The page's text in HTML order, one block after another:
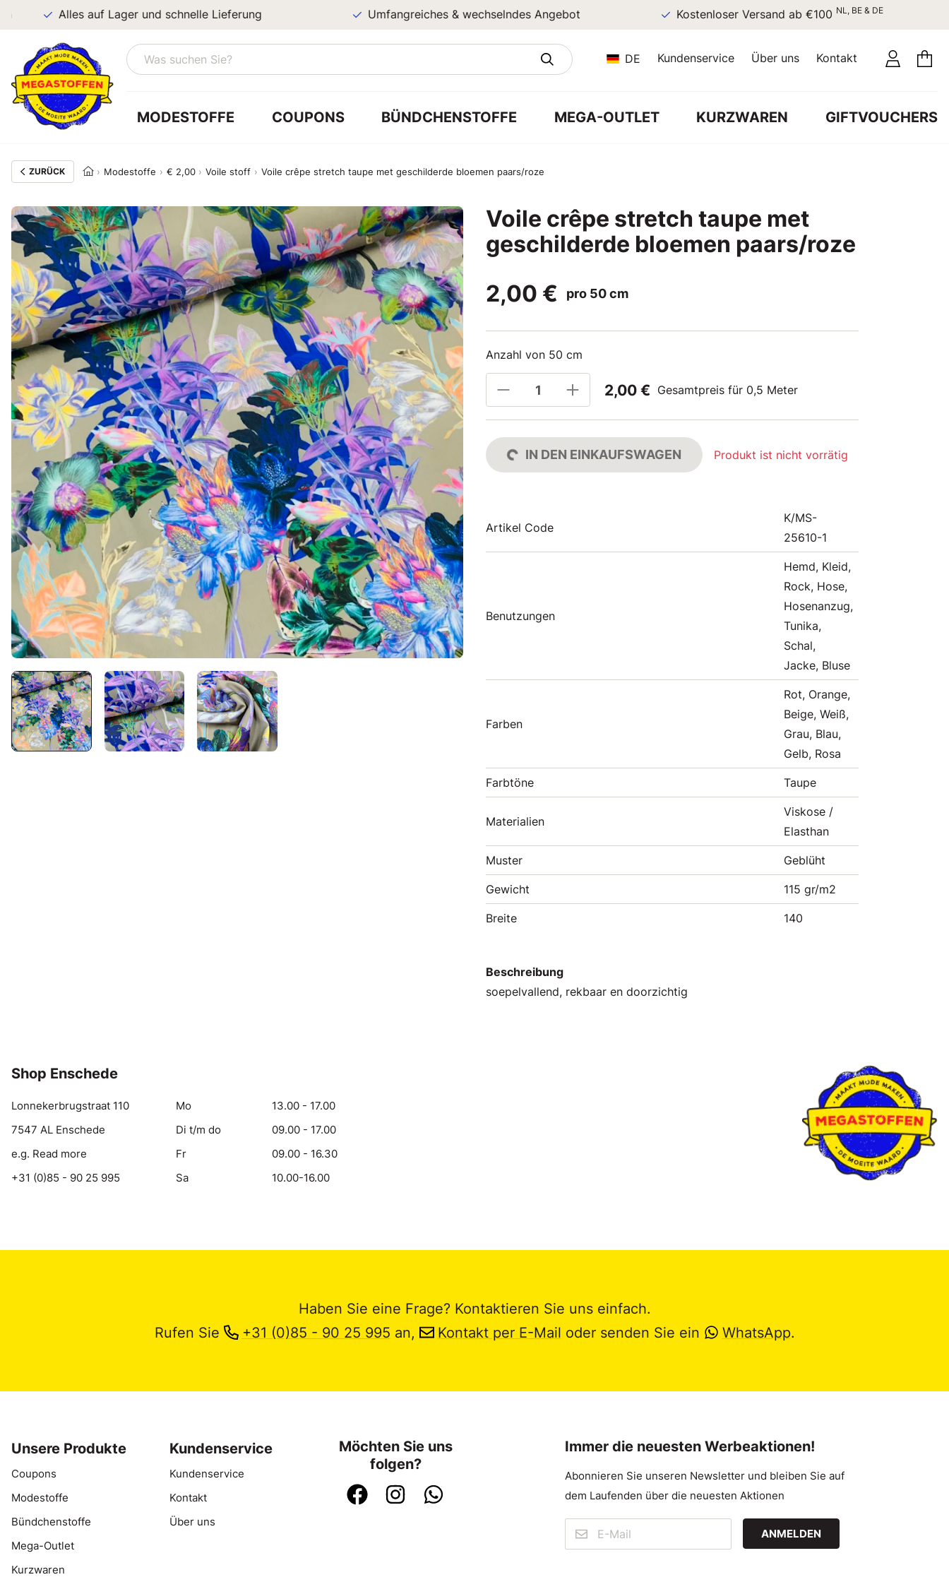
Alles auf Lager und schnelle Lieferung Umfangreiches & wechselndes Angebot Kostenloser Versand ab €100NL, BE & DE
DE Kundenservice Über uns Kontakt
MODESTOFFE COUPONS BÜNDCHENSTOFFE MEGA-OUTLET KURZWAREN GIFTVOUCHERS
ZURÜCK Modestoffe € 2,00 Voile stoff Voile crêpe stretch taupe met geschilderde bloemen paars/roze
Voile crêpe stretch taupe met
geschilderde bloemen paars/roze
2,00 €
pro 50 cm
Anzahl von 50 cm
2,00 € Gesamtpreis für 0,5 Meter
IN DEN EINKAUFSWAGEN Produkt ist nicht vorrätig
Artikel Code
K/MS-
25610-1
Benutzungen
Hemd, Kleid,
Rock, Hose,
Hosenanzug,
Tunika,
Schal,
Jacke, Bluse
Farben
Rot, Orange,
Beige, Weiß,
Grau, Blau,
Gelb, Rosa
Farbtöne Taupe
Materialien
Viskose /
Elasthan
Muster Geblüht
Gewicht 115 gr/m2
Breite 140
Beschreibung
soepelvallend, rekbaar en doorzichtig
Shop Enschede
Lonnekerbrugstraat 110
7547 AL Enschede
e.g. Read more
+31 (0)85 - 90 25 995
Mo
13.00 - 17.00
Di t/m do
09.00 - 17.00
Fr
09.00 - 16.30
Sa
10.00-16.00
Haben Sie eine Frage? Kontaktieren Sie uns einfach.
Rufen Sie
+31 (0)85 - 90 25 995 an, Kontakt per E-Mail oder senden Sie ein WhatsApp.
Unsere Produkte
Coupons
Modestoffe
Bündchenstoffe
Mega-Outlet
Kurzwaren
Kundenservice
Kundenservice
Kontakt
Über uns
Möchten Sie uns
folgen?
Immer die neuesten Werbeaktionen!
Abonnieren Sie unseren Newsletter und bleiben Sie auf
dem Laufenden über die neuesten Aktionen
ANMELDEN